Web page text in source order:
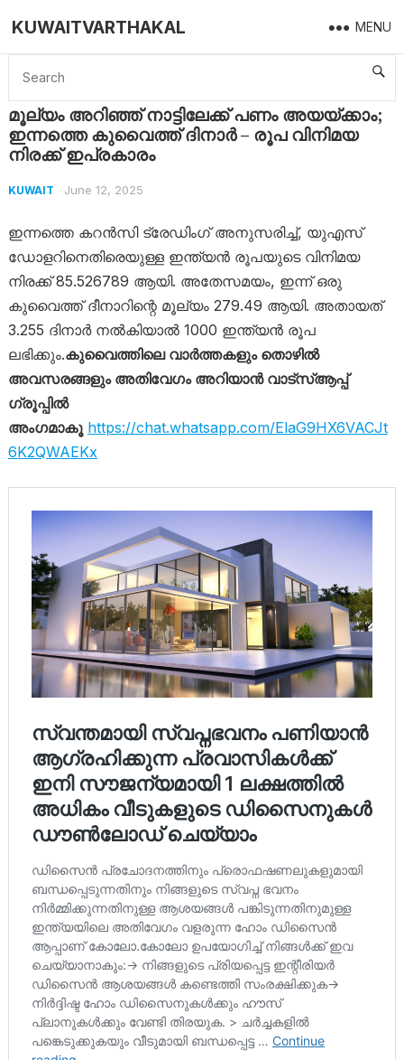
KUWAITVARTHAKAL MENU
Home Kuwait മൂല്യം അറിഞ്ഞ് നാട്ടിലേക്ക് പണം അയയ്ക്കാം; ഇന്നത്തെ കുവൈത്ത് ദിനാർ – രൂപ വിനിമയ നിരക്ക് ഇപ്രകാരം
മൂല്യം അറിഞ്ഞ് നാട്ടിലേക്ക് പണം അയയ്ക്കാം;
ഇന്നത്തെ കുവൈത്ത് ദിനാർ – രൂപ വിനിമയ
നിരക്ക് ഇപ്രകാരം
KUWAIT June 12, 2025
ഇന്നത്തെ കറൻസി ട്രേഡിംഗ് അനുസരിച്ച്, യുഎസ്
ഡോളറിനെതിരെയുള്ള ഇന്ത്യൻ രൂപയുടെ വിനിമയ
നിരക്ക് 85.526789 ആയി. അതേസമയം, ഇന്ന് ഒരു
കുവൈത്ത് ദീനാറിന്റെ മൂല്യം 279.49 ആയി. അതായത്
3.255 ദിനാർ നൽകിയാൽ 1000 ഇന്ത്യൻ രൂപ
ലഭിക്കും.കുവൈത്തിലെ വാർത്തകളും തൊഴിൽ
അവസരങ്ങളും അതിവേഗം അറിയാൻ വാട്സ്ആപ്പ്
ഗ്രൂപ്പിൽ
അംഗമാകൂ https://chat.whatsapp.com/ElaG9HX6VACJt
6K2QWAEKx